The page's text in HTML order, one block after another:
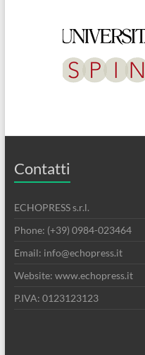
Contatti
ECHOPRESS s.r.l.
Phone: (+39) 0984-023464
Email: info@echopress.it
Website: www.echopress.it
P.IVA: 0123123123